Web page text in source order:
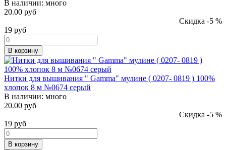
В наличии: много
20.00 руб
Скидка -5 %
19 руб
В корзину
Нитки для вышивания " Gamma" мулине ( 0207- 0819 ) 100%
хлопок 8 м №0674 серый
В наличии: много
20.00 руб
Скидка -5 %
19 руб
В корзину